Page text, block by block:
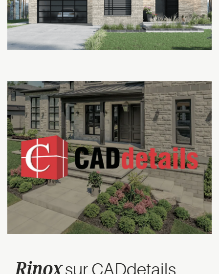
Rinoxsur CADdetails